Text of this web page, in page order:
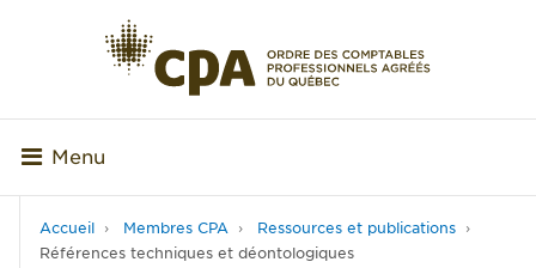
Menu
Accueil Membres CPA
Ressources et publications
Références techniques et déontologiques